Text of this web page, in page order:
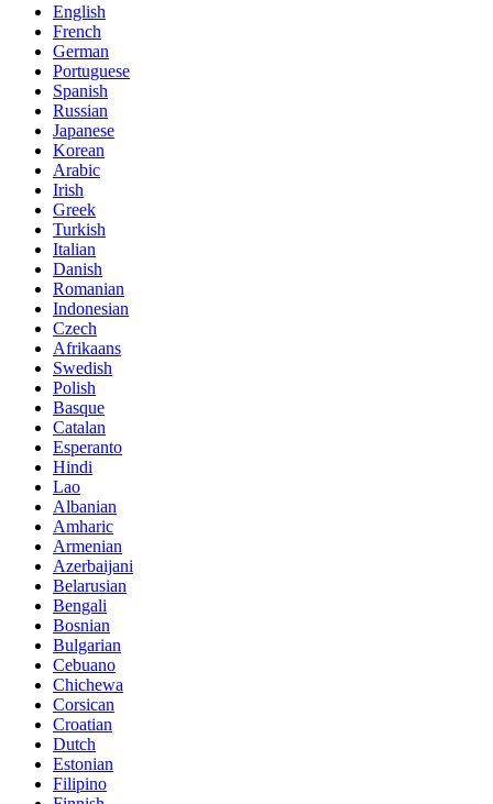
English
French
German
Portuguese
Spanish
Russian
Japanese
Korean
Arabic
Irish
Greek
Turkish
Italian
Danish
Romanian
Indonesian
Czech
Afrikaans
Swedish
Polish
Basque
Catalan
Esperanto
Hindi
Lao
Albanian
Amharic
Armenian
Azerbaijani
Belarusian
Bengali
Bosnian
Bulgarian
Cebuano
Chichewa
Corsican
Croatian
Dutch
Estonian
Filipino